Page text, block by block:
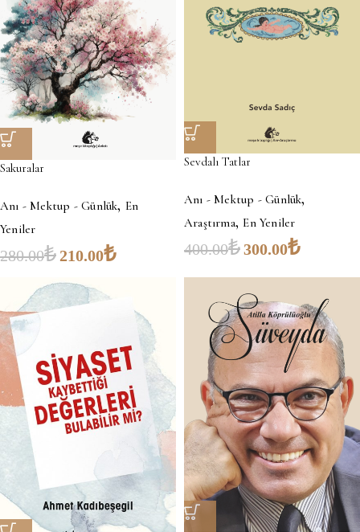
Sakuralar
Anı - Mektup - Günlük, En
Yeniler
280.00₺210.00₺
Sevdalı Tatlar
Anı - Mektup - Günlük,
Araştırma, En Yeniler
400.00₺300.00₺